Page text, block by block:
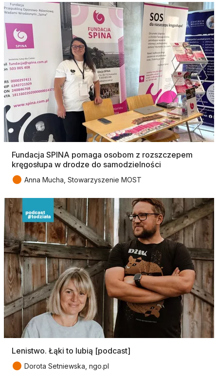
Fundacja SPINA pomaga osobom z rozszczepem
kręgosłupa w drodze do samodzielności
● Anna Mucha, Stowarzyszenie MOST
Lenistwo. Łąki to lubią [podcast]
● Dorota Setniewska, ngo.pl